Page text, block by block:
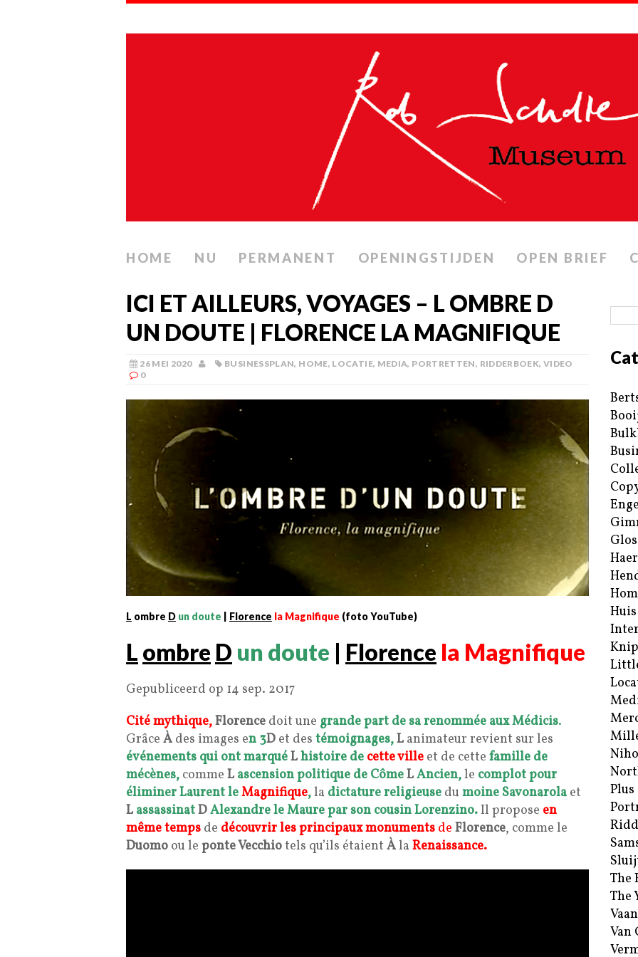
HOME NU PERMANENT OPENINGSTIJDEN OPEN BRIEF
ICI ET AILLEURS, VOYAGES – L OMBRE D
UN DOUTE | FLORENCE LA MAGNIFIQUE
26 MEI 2020 BUSINESSPLAN, HOME, LOCATIE, MEDIA, PORTRETTEN, RIDDERBOEK, VIDEO
0
L ombre D un doute Florence la Magnifique (foto YouTube)
L ombre D un doute | Florence la Magnifique
Gepubliceerd op 14 sep. 2017
Cité mythique,Florence doit une grande part de sarenommée auxMédicis.
Grâce À des images en 3D et des témoignages,L animateur revient sur les
événements qui ont marquéLhistoire de cette ville et de cette famille de
mécènes, comme L ascension politique de CômeLAncien,le complot pour
éliminerLaurent leMagnifique,la dictature religieuse du moine Savonarola et
L assassinatDAlexandre le Maure par son cousinLorenzino.Il propose en
même temps de découvrir les principaux monuments de Florence, comme le
Duomo ou le ponte Vecchiotels qu’ils étaient Àla Renaissance.
Plus
The
The
Van